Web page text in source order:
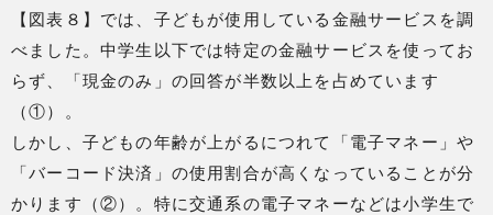
【図表８】では、子どもが使用している金融サービスを調
べました。中学生以下では特定の金融サービスを使ってお
らず、「現金のみ」の回答が半数以上を占めています
（①）。
しかし、子どもの年齢が上がるにつれて「電子マネー」や
「バーコード決済」の使用割合が高くなっていることが分
かります（②）。特に交通系の電子マネーなどは小学生で